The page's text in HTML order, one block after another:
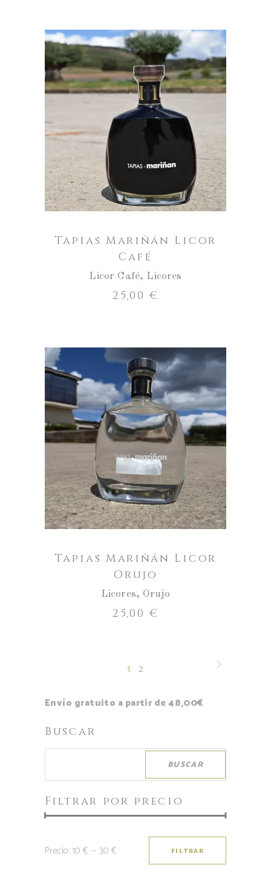
Tapias
Mariñán
Licor
cantidad
AÑADIR AL CARRITO
Tapias Mariñán Licor
Café
Licor Café, Licores
25,00€
Tapias
Mariñán
Licor
Orujo
cantidad
AÑADIR AL CARRITO
Tapias Mariñán Licor
Orujo
Licores, Orujo
25,00€
1 2
Envío gratuito a partir de 48,00€
Buscar
BUSCAR
Filtrar por precio
FILTRAR
Precio: 10 € — 30 €